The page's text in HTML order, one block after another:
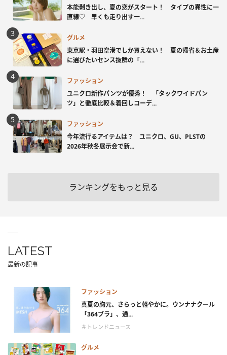
本能剥き出し、夏の恋がスタート！ タイプの異性に一
直線♡ 早くも走り出す一...
グルメ
東京駅・羽田空港でしか買えない！ 夏の帰省＆お土産
に選びたいセンス抜群の「...
ファッション
ユニクロ新作パンツが優秀！ 「タックワイドパン
ツ」と徹底比較＆着回しコーデ...
ファッション
今年流行るアイテムは？ ユニクロ、GU、PLSTの
2026年秋冬展示会で新...
ランキングをもっと見る
LATEST
最新の記事
ファッション
真夏の胸元、さらっと軽やかに。ウンナナクール
「364ブラ」、通...
＃トレンドニュース
グルメ